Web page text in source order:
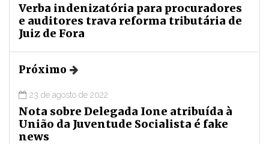
Verba indenizatória para procuradores
e auditores trava reforma tributária de
Juiz de Fora
Próximo
23 de agosto de 2022
Nota sobre Delegada Ione atribuída à
União da Juventude Socialista é fake
news